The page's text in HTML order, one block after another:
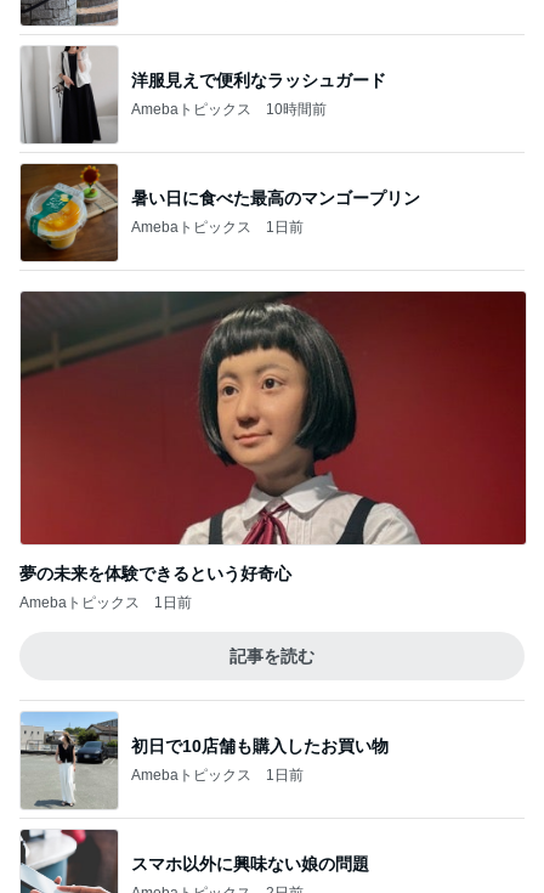
洋服見えで便利なラッシュガード
Amebaトピックス 10時間前
暑い日に食べた最高のマンゴープリン
Amebaトピックス 1日前
夢の未来を体験できるという好奇心
Amebaトピックス 1日前
記事を読む
初日で10店舗も購入したお買い物
Amebaトピックス 1日前
スマホ以外に興味ない娘の問題